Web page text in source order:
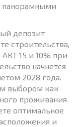
панорамными
депозит
строительства,
15 и 10% при
начнется
2028 года.
выбором как
проживания
оптимальное
и